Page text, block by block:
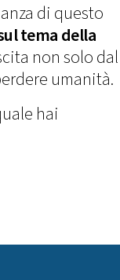
di questo
tema della
non solo dal
umanità.
hai